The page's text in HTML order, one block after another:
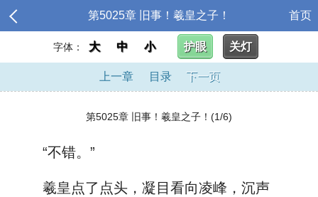
第5025章 旧事！羲皇之子！ 首页
字体： 大 中 小 护眼 关灯
上一章 目录 下一页
第5025章 旧事！羲皇之子！(1/6)
“不错。”
羲皇点了点头，凝目看向凌峰，沉声